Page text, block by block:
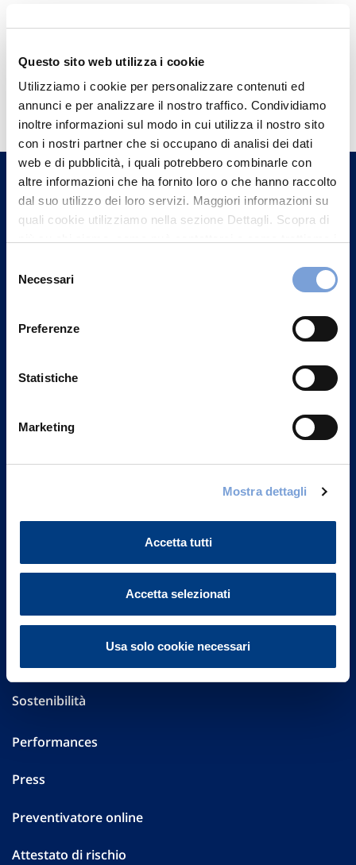
Questo sito web utilizza i cookie
Utilizziamo i cookie per personalizzare contenuti ed
annunci e per analizzare il nostro traffico. Condividiamo
inoltre informazioni sul modo in cui utilizza il nostro sito
con i nostri partner che si occupano di analisi dei dati
web e di pubblicità, i quali potrebbero combinarle con
altre informazioni che ha fornito loro o che hanno raccolto
dal suo utilizzo dei loro servizi. Maggiori informazioni su
quali cookie utilizziamo nella sezione Dettagli. Scopra di
può trovare nel footer del sito nella sezione "Informativa
delNecessari
Preferenze
Statistiche
Marketing
Mostra dettagli
Accetta tutti
Accetta selezionati
Usa solo cookie necessari
Hai bisogno di
informazioni?
Trova l'Agenzia più vicina a te e parla con
un nostro Agente.
Contattaci
Investor Relations
Altre informazioni
Sostenibilità
Performances
Press
Preventivatore online
Attestato di rischio